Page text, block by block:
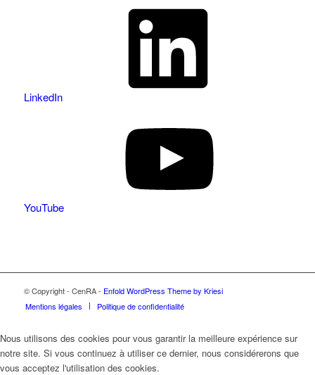
LinkedIn
YouTube
© Copyright - CenRA - Enfold WordPress Theme by Kriesi
Mentions légales
Politique de confidentialité
Nous utilisons des cookies pour vous garantir la meilleure expérience sur
notre site. Si vous continuez à utiliser ce dernier, nous considérerons que
vous acceptez l'utilisation des cookies.